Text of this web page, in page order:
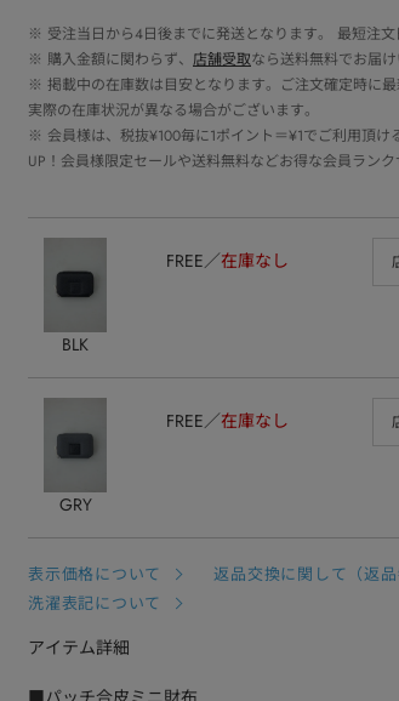
※ 受注当日から4日後までに発送となります。 最短注文
※ 購入金額に関わらず、 店舗受取なら送料無料でお届け
※ 掲載中の在庫数は目安となります。ご注文確定時に
実際の在庫状況が異なる場合がございます。
※ 会員様は、税抜¥100毎に1ポイント＝¥1でご利用頂
UP！会員様限定セールや送料無料などお得な会員ラン
BLK
FREE 在庫なし
GRY
FREE 在庫なし
表示価格について 返品交換に関して（返品
洗濯表記について
アイテム詳細